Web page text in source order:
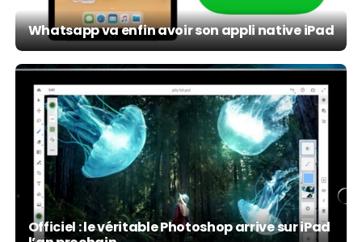
Whatsapp va enfin avoir son appli native iPad
Officiel : le véritable Photoshop arrive sur iPad